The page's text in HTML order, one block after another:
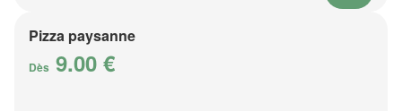
Pizza paysanne
Dès 9.00 €